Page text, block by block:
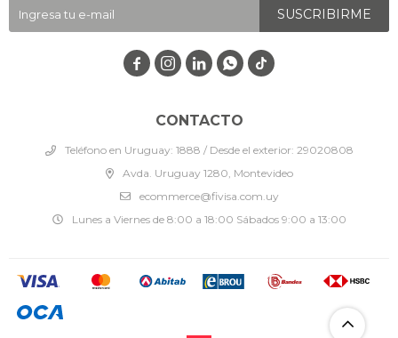
CONTACTO
Teléfono en Uruguay: 1888 / Desde el exterior: 29020808
Avda. Uruguay 1280, Montevideo
ecommerce@fivisa.com.uy
Lunes a Viernes de 8:00 a 18:00 Sábados 9:00 a 13:00
SUSCRIBIRME
   